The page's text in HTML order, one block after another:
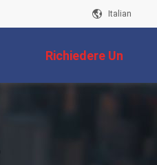
Italian
Richiedere Un
Preventivo